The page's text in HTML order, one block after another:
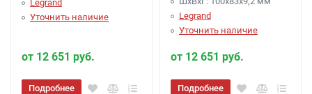
Legrand
Уточнить наличие
от 12 651 руб.
Подробнее
Legrand
Уточнить наличие
от 12 651 руб.
Подробнее